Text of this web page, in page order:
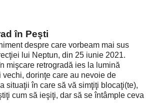
în Peşti
despre care vorbeam mai sus
lui Neptun, din 25 iunie 2021.
mişcare retrogradă ies la lumină
dorinţe care au nevoie de
situaţii în care să vă simţiţi blocaţi(te),
cum să ieşiţi, dar să se întâmple ceva